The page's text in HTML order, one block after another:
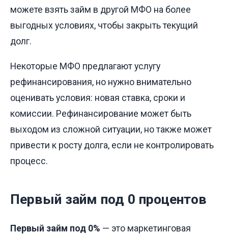
можете взять займ в другой МФО на более
выгодных условиях, чтобы закрыть текущий
долг.
Некоторые МФО предлагают услугу
рефинансирования, но нужно внимательно
оценивать условия: новая ставка, сроки и
комиссии. Рефинансирование может быть
выходом из сложной ситуации, но также может
привести к росту долга, если не контролировать
процесс.
Первый займ под 0 процентов
Первый займ под 0% — это маркетинговая